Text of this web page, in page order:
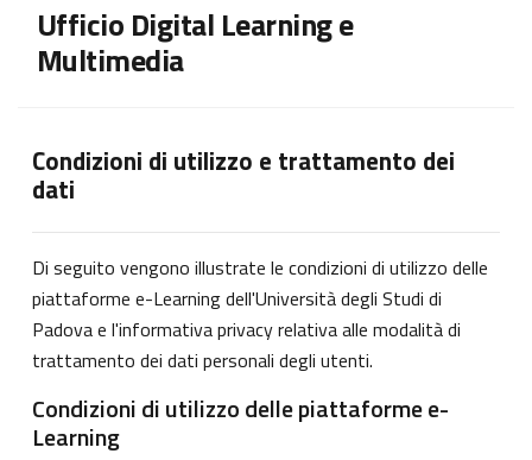
Ufficio Digital Learning e
Multimedia
Condizioni di utilizzo e trattamento dei
dati
Di seguito vengono illustrate le condizioni di utilizzo delle
piattaforme e-Learning dell'Università degli Studi di
Padova e l'informativa privacy relativa alle modalità di
trattamento dei dati personali degli utenti.
Condizioni di utilizzo delle piattaforme e-
Learning